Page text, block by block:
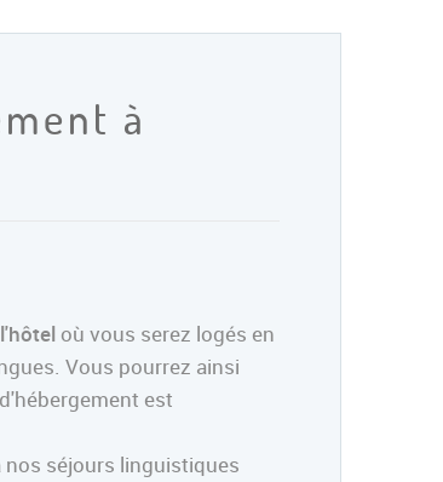
à
où vous serez logés en
Vous pourrez ainsi
est
nos séjours linguistiques